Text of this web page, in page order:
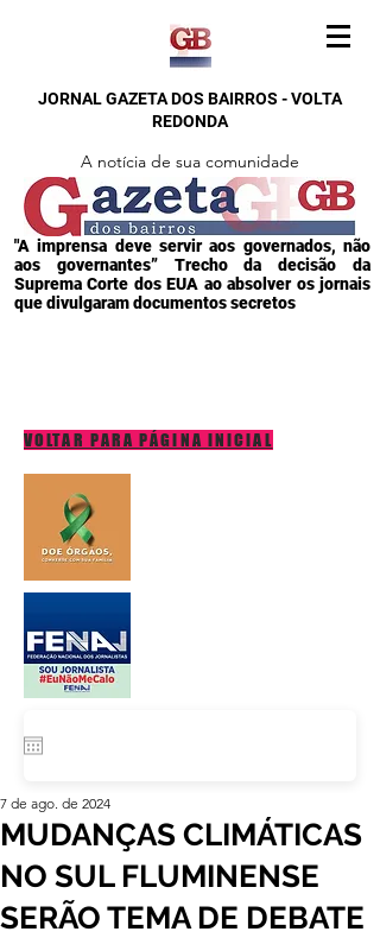
JORNAL GAZETA DOS BAIRROS - VOLTA
REDONDA
A notícia de sua comunidade
"A imprensa deve servir aos governados, não
aos governantes” Trecho da decisão da
Suprema Corte dos EUA ao absolver os jornais
que divulgaram documentos secretos
VOLTAR PARA PÁGINA INICIAL
MUDANÇAS CLIMÁTICAS
NO SUL FLUMINENSE
SERÃO TEMA DE DEBATE
7 de ago. de 2024